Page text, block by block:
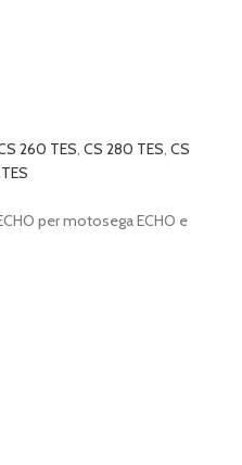
260 TES, CS 280 TES, CS
per motosega ECHO e